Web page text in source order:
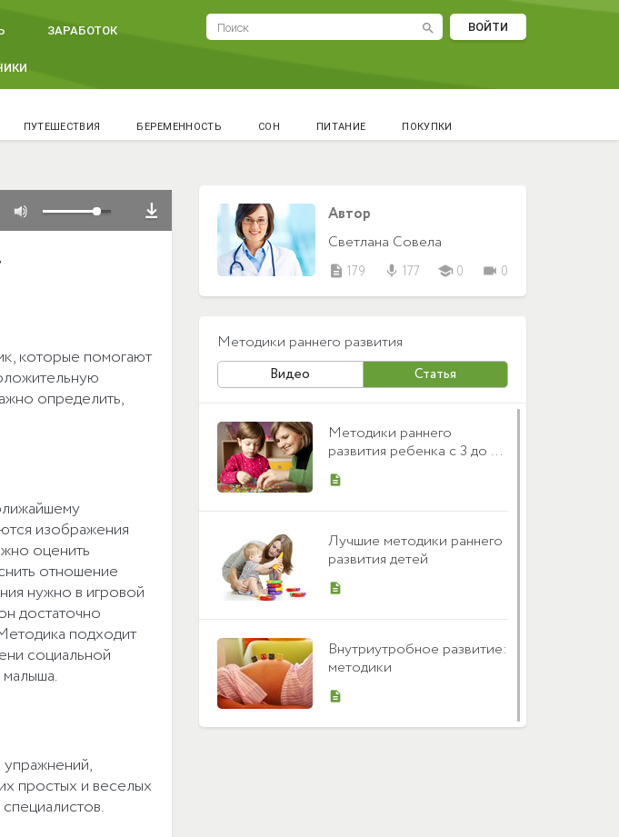
ЗАРАБОТОК search ВОЙТИ
ПУТЕШЕСТВИЯ БЕРЕМЕННОСТЬ СОН ПИТАНИЕ ПОКУПКИ
которые помогают
определить,
изображения
оценить
отношение
нужно в игровой
достаточно
подходит
социальной
простых и веселых
Автор
Светлана Совела
description 179 mic 177 school 0 videocam 0
Методики раннего развития
Видео Статья
Методики раннего
развития ребенка с 3 до 6
лет
description
Лучшие методики раннего
развития детей
description
Внутриутробное развитие:
методики
description